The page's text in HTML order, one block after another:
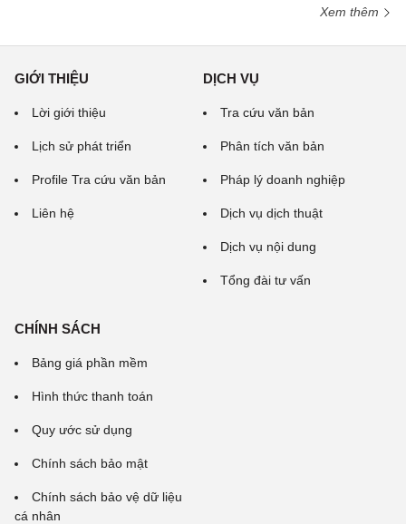
Xem thêm
GIỚI THIỆU
Lời giới thiệu
Lịch sử phát triển
Profile Tra cứu văn bản
Liên hệ
DỊCH VỤ
Tra cứu văn bản
Phân tích văn bản
Pháp lý doanh nghiệp
Dịch vụ dịch thuật
Dịch vụ nội dung
Tổng đài tư vấn
CHÍNH SÁCH
Bảng giá phần mềm
Hình thức thanh toán
Quy ước sử dụng
Chính sách bảo mật
Chính sách bảo vệ dữ liệu
cá nhân